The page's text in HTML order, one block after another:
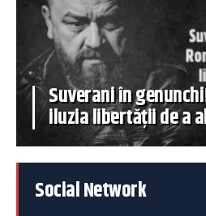
Suverani în
iluzia libertății de a
Social Network